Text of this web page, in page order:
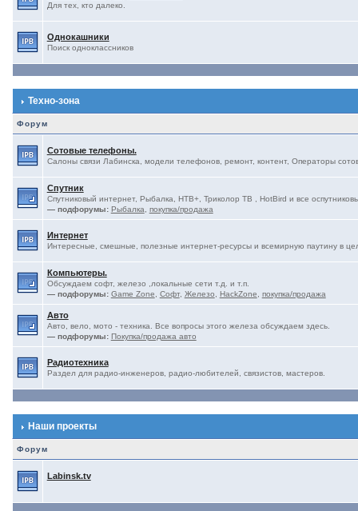
Для тех, кто далеко.
Однокашники
Поиск одноклассников
Техно-зона
Форум
Сотовые телефоны.
Салоны связи Лабинска, модели телефонов, ремонт, контент, Операторы
Спутник
Спутниковый интернет, Рыбалка, НТВ+, Триколор ТВ , HotBird и все
— подфорумы: Рыбалка покупка/продажа
Интернет
Интересные, смешные, полезные интернет-ресурсы и всемирную паутину в
Компьютеры.
Обсуждаем софт, железо ,локальные сети т.д. и т.п.
— подфорумы: Game Zone Софт, Железо HackZone покупка/продажа
Авто
Авто, вело, мото - техника. Все вопросы этого железа обсуждаем здесь.
— подфорумы: Покупка/продажа авто
Радиотехника
Раздел для радио-инженеров, радио-любителей, связистов, мастеров.
Наши проекты
Форум
Labinsk.tv